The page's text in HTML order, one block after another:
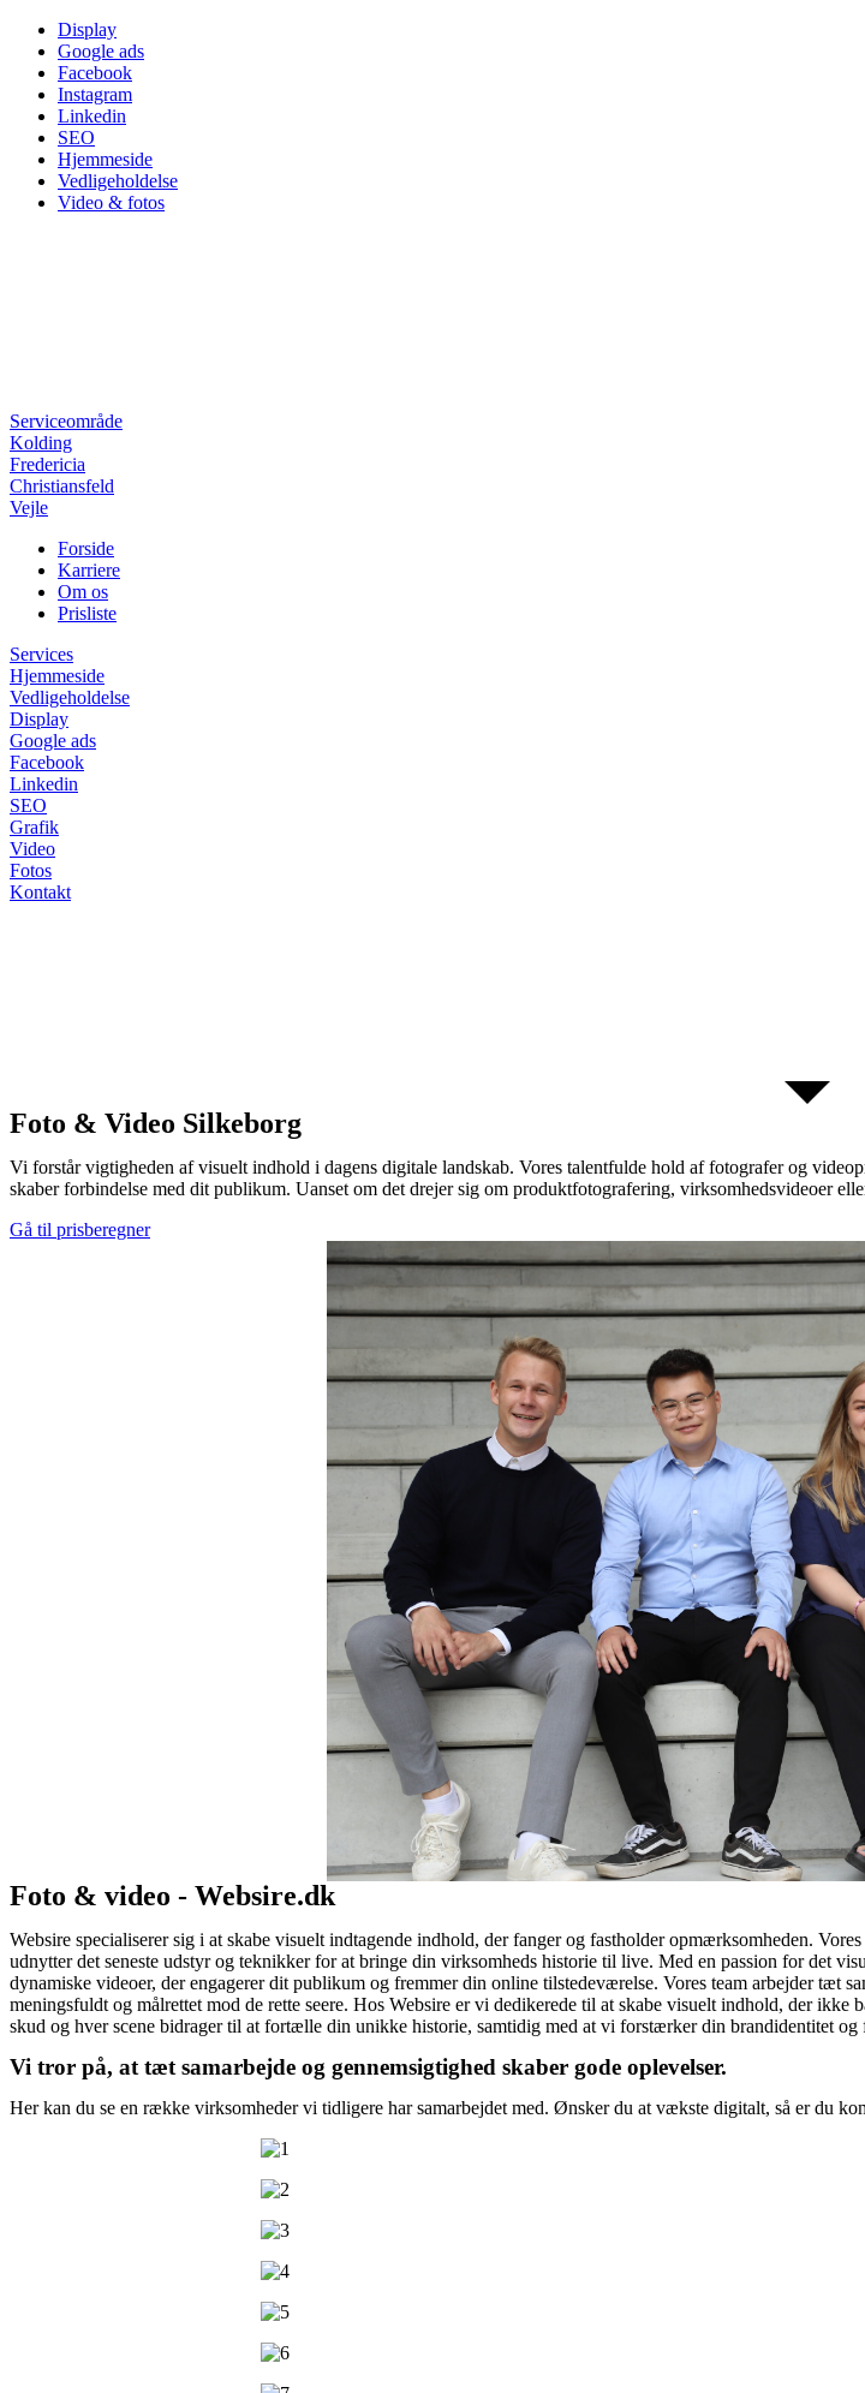
Skip
content
Display
Google ads
Facebook
Instagram
Linkedin
SEO
Hjemmeside
Vedligeholdelse
Video & fotos
Serviceområde
Kolding
Fredericia
Christiansfeld
Vejle
Forside
Karriere
Om os
Prisliste
Services
Hjemmeside
Vedligeholdelse
Display
Google ads
Facebook
Linkedin
SEO
Grafik
Video
Fotos
Kontakt
Foto & Video Silkeborg
Vi forstår vigtigheden af visuelt indhold i dagens digitale landskab. Vores talentfulde hold af fotografer og
skaber forbindelse med dit publikum. Uanset om det drejer sig om produktfotografering, virksomhedsvideoer
Gå til prisberegner
Foto & video - Websire.dk
Websire specialiserer sig i at skabe visuelt indtagende indhold, der fanger og fastholder opmærksomheden.
udnytter det seneste udstyr og teknikker for at bringe din virksomheds historie til live. Med en passion for det
dynamiske videoer, der engagerer dit publikum og fremmer din online tilstedeværelse. Vores team arbejder tæt
meningsfuldt og målrettet mod de rette seere. Hos Websire er vi dedikerede til at skabe visuelt indhold, der
skud og hver scene bidrager til at fortælle din unikke historie, samtidig med at vi forstærker din brandidentitet
Vi tror på, at tæt samarbejde og gennemsigtighed skaber gode oplevelser.
Her kan du se en række virksomheder vi tidligere har samarbejdet med. Ønsker du at vækste digitalt, så er du